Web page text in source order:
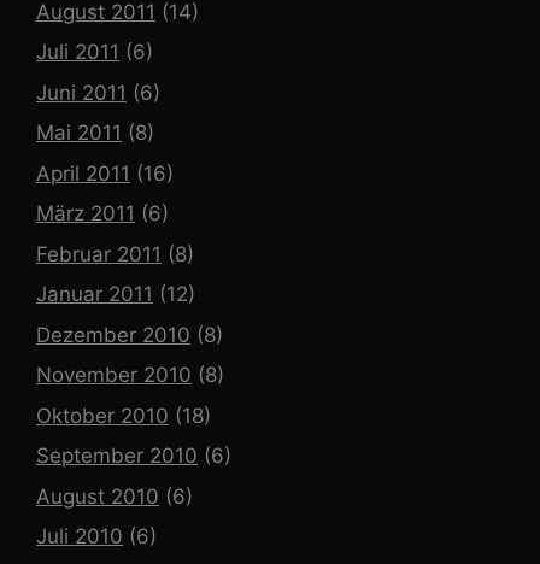
August 2011 (14)
Juli 2011 (6)
Juni 2011 (6)
Mai 2011 (8)
April 2011 (16)
März 2011 (6)
Februar 2011 (8)
Januar 2011 (12)
Dezember 2010 (8)
November 2010 (8)
Oktober 2010 (18)
September 2010 (6)
August 2010 (6)
Juli 2010 (6)